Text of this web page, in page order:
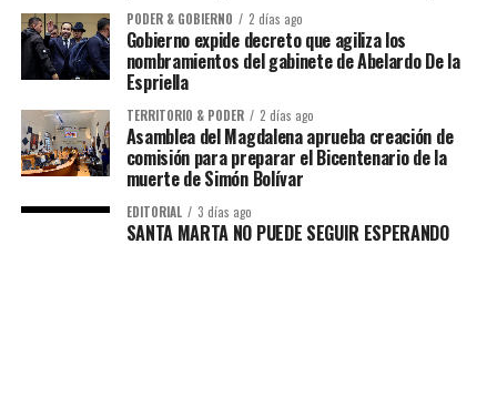
PODER & GOBIERNO 2 días ago
Gobierno expide decreto que agiliza los
nombramientos del gabinete de Abelardo De la
Espriella
TERRITORIO & PODER 2 días ago
Asamblea del Magdalena aprueba creación de
comisión para preparar el Bicentenario de la
muerte de Simón Bolívar
EDITORIAL 3 días ago
SANTA MARTA NO PUEDE SEGUIR ESPERANDO